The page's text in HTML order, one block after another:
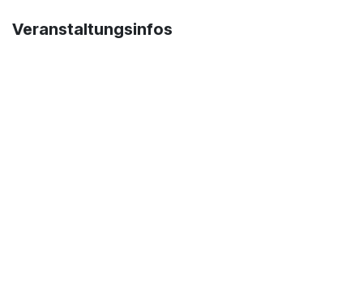
Veranstaltungsinfos